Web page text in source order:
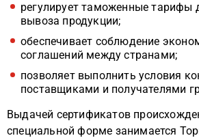
регулирует таможенные тарифы
вывоза продукции;
обеспечивает соблюдение
соглашений между странами;
позволяет выполнить условия
поставщиками и получателями
Выдачей сертификатов
специальной форме занимается